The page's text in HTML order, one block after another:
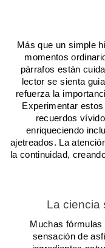
Más que un simple
momentos
párrafos están
lector se sienta
refuerza la
Experimentar
recuerdos
enriqueciendo
ajetreados. La
la continuidad,
La ciencia
Muchas
sensación de